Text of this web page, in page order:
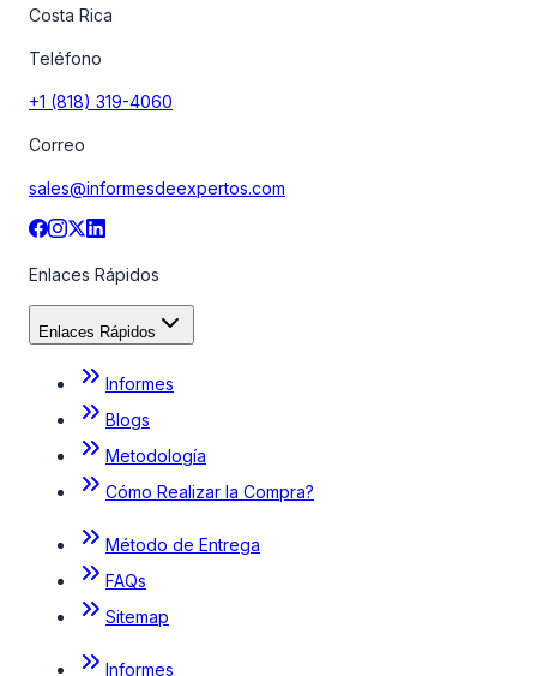
Costa Rica
Teléfono
+1 (818) 319-4060
Correo
sales@informesdeexpertos.com
Enlaces Rápidos
Enlaces Rápidos
Informes
Blogs
Metodología
Cómo Realizar la Compra?
Método de Entrega
FAQs
Sitemap
Informes